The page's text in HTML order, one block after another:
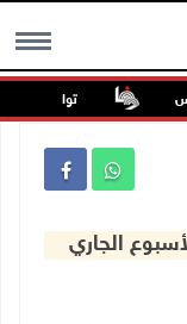
MENU
تواصل
الجاري